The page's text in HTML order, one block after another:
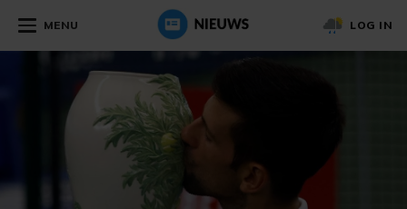
MENU LOG IN